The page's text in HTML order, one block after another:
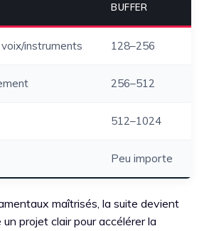
BUFFER
instruments 128–256
256–512
512–1024
Peu importe
maîtrisés, la suite devient
projet clair pour accélérer la